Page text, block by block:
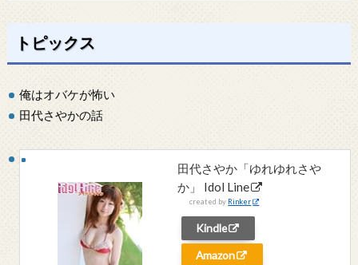
トピックス
俺はオバケが怖い
田代さやかの話
田代さやか「ゆれゆれさや
か」 Idol Line
created by Rinker
Kindle
Amazon